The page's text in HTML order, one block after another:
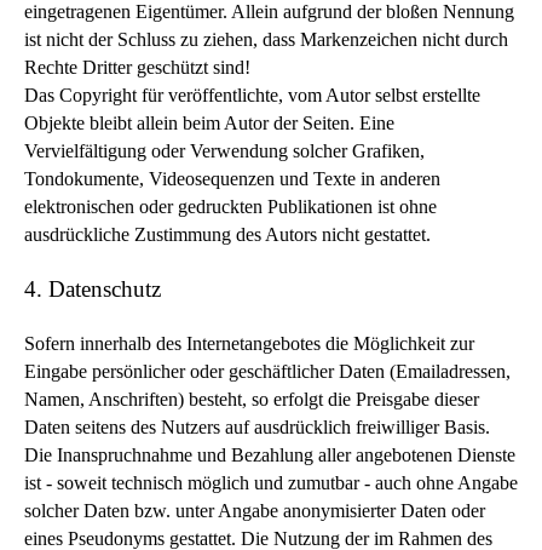
eingetragenen Eigentümer. Allein aufgrund der bloßen Nennung
ist nicht der Schluss zu ziehen, dass Markenzeichen nicht durch
Rechte Dritter geschützt sind!
Das Copyright für veröffentlichte, vom Autor selbst erstellte
Objekte bleibt allein beim Autor der Seiten. Eine
Vervielfältigung oder Verwendung solcher Grafiken,
Tondokumente, Videosequenzen und Texte in anderen
elektronischen oder gedruckten Publikationen ist ohne
ausdrückliche Zustimmung des Autors nicht gestattet.
4. Datenschutz
Sofern innerhalb des Internetangebotes die Möglichkeit zur
Eingabe persönlicher oder geschäftlicher Daten (Emailadressen,
Namen, Anschriften) besteht, so erfolgt die Preisgabe dieser
Daten seitens des Nutzers auf ausdrücklich freiwilliger Basis.
Die Inanspruchnahme und Bezahlung aller angebotenen Dienste
ist - soweit technisch möglich und zumutbar - auch ohne Angabe
solcher Daten bzw. unter Angabe anonymisierter Daten oder
eines Pseudonyms gestattet. Die Nutzung der im Rahmen des